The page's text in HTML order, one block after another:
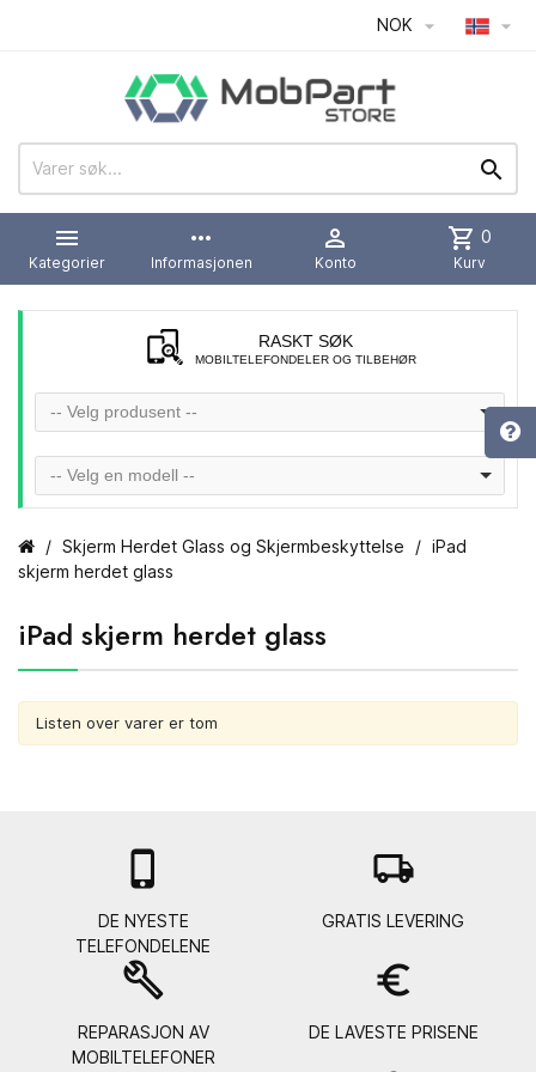
NOK  


Kategorier
more_horiz
Informasjonen

Konto
shopping_cart 0
Kurv
RASKT SØK
MOBILTELEFONDELER OG TILBEHØR
-- Velg produsent --
-- Velg en modell --
Skjerm Herdet Glass og Skjermbeskyttelse
iPad
skjerm herdet glass
iPad skjerm herdet glass
Listen over varer er tom

DE NYESTE
TELEFONDELENE
local_shipping
GRATIS LEVERING
build
REPARASJON AV
MOBILTELEFONER
euro_symbol
DE LAVESTE PRISENE